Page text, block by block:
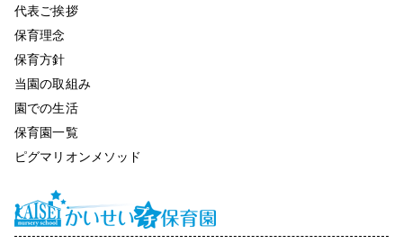
代表ご挨拶
保育理念
保育方針
当園の取組み
園での生活
保育園一覧
ピグマリオンメソッド